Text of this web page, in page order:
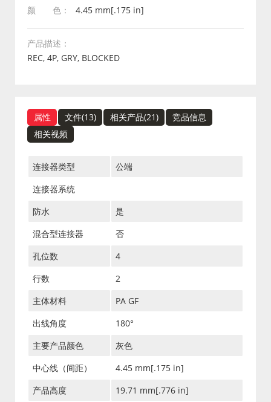
颜 色：
4.45 mm[.175 in]
产品描述：
REC, 4P, GRY, BLOCKED
属性 文件(13) 相关产品(21)
竞品信息
相关视频
连接器类型
公端
连接器系统
防水
是
混合型连接器
否
孔位数
4
行数
2
主体材料
PA GF
出线角度
180°
主要产品颜色
灰色
中心线（间距）
4.45 mm[.175 in]
产品高度
19.71 mm[.776 in]